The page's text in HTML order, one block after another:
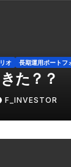
オ 長期運用ポートフ
た？？
F_INVESTOR